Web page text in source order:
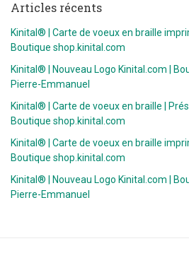
Articles récents
Kinital® | Carte de voeux en braille
Boutique shop.kinital.com
Kinital® | Nouveau Logo Kinital.com |
Pierre-Emmanuel
Kinital® | Carte de voeux en braille |
Boutique shop.kinital.com
Kinital® | Carte de voeux en braille
Boutique shop.kinital.com
Kinital® | Nouveau Logo Kinital.com |
Pierre-Emmanuel